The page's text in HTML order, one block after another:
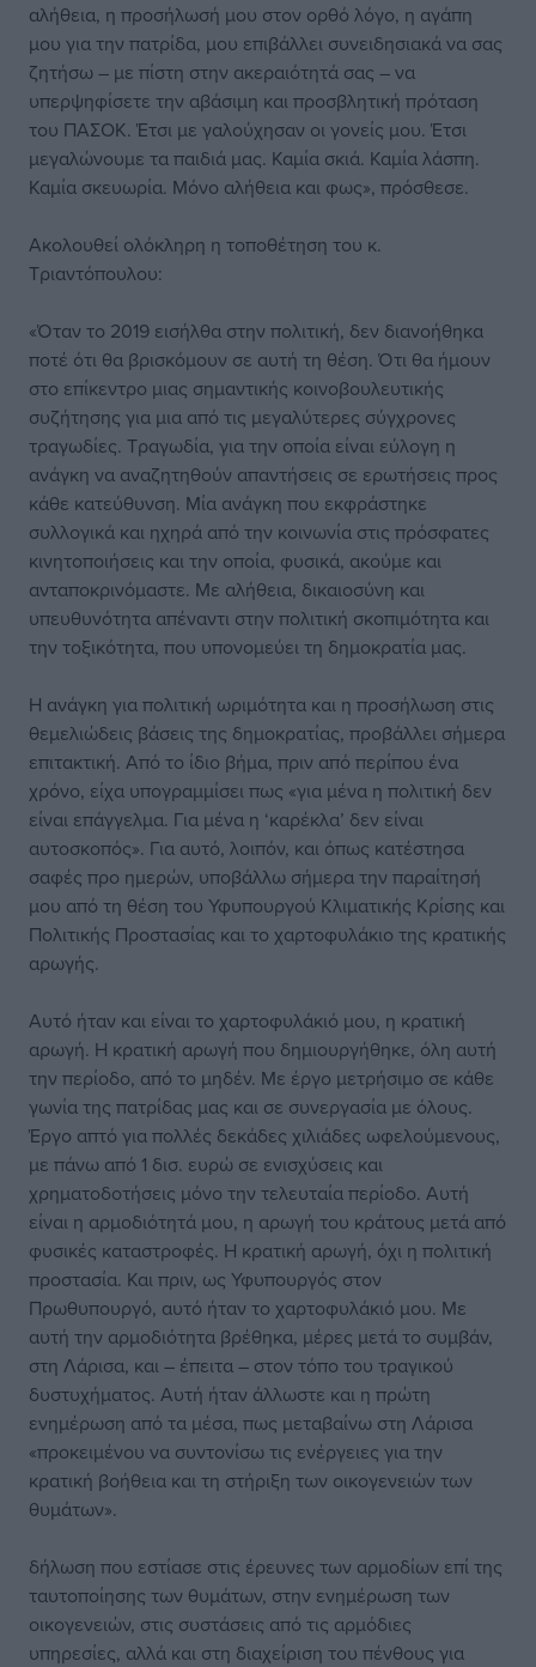
αλήθεια, η προσήλωσή μου στον ορθό λόγο, η αγάπη
μου για την πατρίδα, μου επιβάλλει συνειδησιακά να σας
ζητήσω – με πίστη στην ακεραιότητά σας – να
υπερψηφίσετε την αβάσιμη και προσβλητική πρόταση
του ΠΑΣΟΚ. Έτσι με γαλούχησαν οι γονείς μου. Έτσι
μεγαλώνουμε τα παιδιά μας. Καμία σκιά. Καμία λάσπη.
Καμία σκευωρία. Μόνο αλήθεια και φως», πρόσθεσε.
Ακολουθεί ολόκληρη η τοποθέτηση του κ.
Τριαντόπουλου:
«Όταν το 2019 εισήλθα στην πολιτική, δεν διανοήθηκα
ποτέ ότι θα βρισκόμουν σε αυτή τη θέση. Ότι θα ήμουν
στο επίκεντρο μιας σημαντικής κοινοβουλευτικής
συζήτησης για μια από τις μεγαλύτερες σύγχρονες
τραγωδίες. Τραγωδία, για την οποία είναι εύλογη η
ανάγκη να αναζητηθούν απαντήσεις σε ερωτήσεις προς
κάθε κατεύθυνση. Μία ανάγκη που εκφράστηκε
συλλογικά και ηχηρά από την κοινωνία στις πρόσφατες
κινητοποιήσεις και την οποία, φυσικά, ακούμε και
ανταποκρινόμαστε. Με αλήθεια, δικαιοσύνη και
υπευθυνότητα απέναντι στην πολιτική σκοπιμότητα και
την τοξικότητα, που υπονομεύει τη δημοκρατία μας.
Η ανάγκη για πολιτική ωριμότητα και η προσήλωση στις
θεμελιώδεις βάσεις της δημοκρατίας, προβάλλει σήμερα
επιτακτική. Από το ίδιο βήμα, πριν από περίπου ένα
χρόνο, είχα υπογραμμίσει πως «για μένα η πολιτική δεν
είναι επάγγελμα. Για μένα η ‘καρέκλα’ δεν είναι
αυτοσκοπός». Για αυτό, λοιπόν, και όπως κατέστησα
σαφές προ ημερών, υποβάλλω σήμερα την παραίτησή
μου από τη θέση του Υφυπουργού Κλιματικής Κρίσης και
Πολιτικής Προστασίας και το χαρτοφυλάκιο της κρατικής
αρωγής.
Αυτό ήταν και είναι το χαρτοφυλάκιό μου, η κρατική
αρωγή. Η κρατική αρωγή που δημιουργήθηκε, όλη αυτή
την περίοδο, από το μηδέν. Με έργο μετρήσιμο σε κάθε
γωνία της πατρίδας μας και σε συνεργασία με όλους.
Έργο απτό για πολλές δεκάδες χιλιάδες ωφελούμενους,
με πάνω από 1 δισ. ευρώ σε ενισχύσεις και
χρηματοδοτήσεις μόνο την τελευταία περίοδο. Αυτή
είναι η αρμοδιότητά μου, η αρωγή του κράτους μετά από
φυσικές καταστροφές. Η κρατική αρωγή, όχι η πολιτική
προστασία. Και πριν, ως Υφυπουργός στον
Πρωθυπουργό, αυτό ήταν το χαρτοφυλάκιό μου. Με
αυτή την αρμοδιότητα βρέθηκα, μέρες μετά το συμβάν,
στη Λάρισα, και – έπειτα – στον τόπο του τραγικού
δυστυχήματος. Αυτή ήταν άλλωστε και η πρώτη
ενημέρωση από τα μέσα, πως μεταβαίνω στη Λάρισα
«προκειμένου να συντονίσω τις ενέργειες για την
κρατική βοήθεια και τη στήριξη των οικογενειών των
θυμάτων».
δήλωση που εστίασε στις έρευνες των αρμοδίων επί της
ταυτοποίησης των θυμάτων, στην ενημέρωση των
οικογενειών, στις συστάσεις από τις αρμόδιες
υπηρεσίες, αλλά και στη διαχείριση του πένθους για